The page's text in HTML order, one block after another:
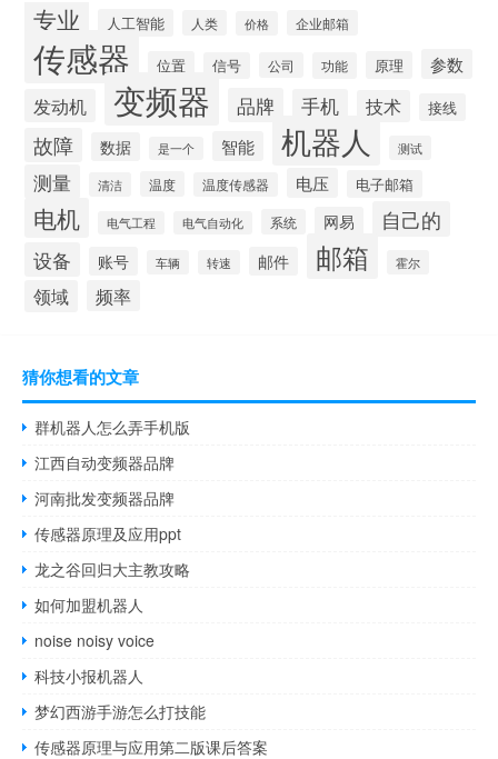
专业 人工智能 人类 价格 企业邮箱
传感器 位置 信号 公司 功能 原理 参数
发动机 变频器 品牌 手机 技术 接线
故障 数据 是一个 智能 机器人 测试
测量 清洁 温度 温度传感器 电压 电子邮箱
电机 电气工程 电气自动化 系统 网易 自己的
设备 账号 车辆 转速 邮件 邮箱 霍尔
领域 频率
猜你想看的文章
群机器人怎么弄手机版
江西自动变频器品牌
河南批发变频器品牌
传感器原理及应用ppt
龙之谷回归大主教攻略
如何加盟机器人
noise noisy voice
科技小报机器人
梦幻西游手游怎么打技能
传感器原理与应用第二版课后答案